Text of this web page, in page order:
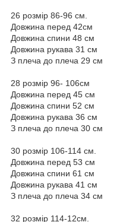
26 розмір 86-96 см.
Довжина перед 42см
Довжина спини 48 см
Довжина рукава 31 см
З плеча до плеча 29 см
28 розмір 96- 106см
Довжина перед 45 см
Довжина спини 52 см
Довжина рукава 36 см
З плеча до плеча 30 см
30 розмір 106-114 см.
Довжина перед 53 см
Довжина спини 61 см
Довжина рукава 41 см
З плеча до плеча 34 см
32 розмір 114-12см.